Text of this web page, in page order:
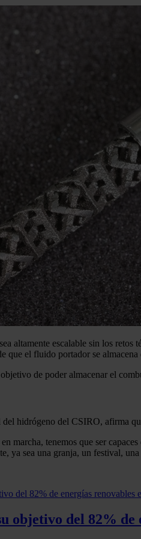
altamente escalable sin los
que el fluido portador se
de poder almacenar el
hidrógeno del CSIRO, afirma
marcha, tenemos que ser
ya sea una granja, un festival,
objetivo del 82% de